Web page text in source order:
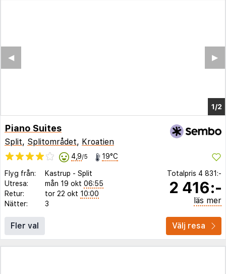
Piano Suites
Split, Splitområdet, Kroatien
4,9/5 19°C
Flyg från: Kastrup - Split
Utresa:
mån 19 okt 06:55
Retur:
tor 22 okt 10:00
Nätter:
3
Totalpris 4 831:-
2 416:-
läs mer
Fler val Välj resa